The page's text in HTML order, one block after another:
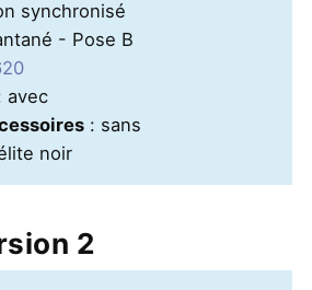
synchronisé
- Pose B
avec
: sans
noir
2